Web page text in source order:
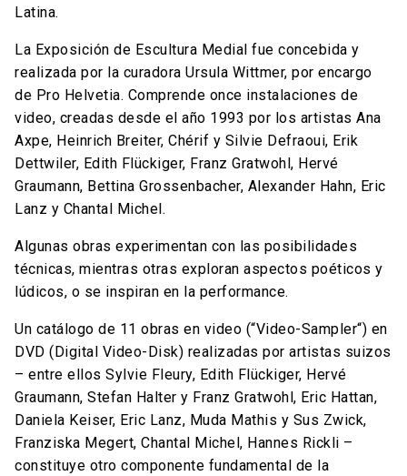
Latina.
La Exposición de Escultura Medial fue concebida y
realizada por la curadora Ursula Wittmer, por encargo
de Pro Helvetia. Comprende once instalaciones de
video, creadas desde el año 1993 por los artistas Ana
Axpe, Heinrich Breiter, Chérif y Silvie Defraoui, Erik
Dettwiler, Edith Flückiger, Franz Gratwohl, Hervé
Graumann, Bettina Grossenbacher, Alexander Hahn, Eric
Lanz y Chantal Michel.
Algunas obras experimentan con las posibilidades
técnicas, mientras otras exploran aspectos poéticos y
lúdicos, o se inspiran en la performance.
Un catálogo de 11 obras en video (“Video-Sampler“) en
DVD (Digital Video-Disk) realizadas por artistas suizos
– entre ellos Sylvie Fleury, Edith Flückiger, Hervé
Graumann, Stefan Halter y Franz Gratwohl, Eric Hattan,
Daniela Keiser, Eric Lanz, Muda Mathis y Sus Zwick,
Franziska Megert, Chantal Michel, Hannes Rickli –
constituye otro componente fundamental de la